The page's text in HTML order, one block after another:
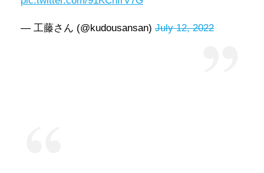
— 工藤さん (@kudousansan) July 12, 2022